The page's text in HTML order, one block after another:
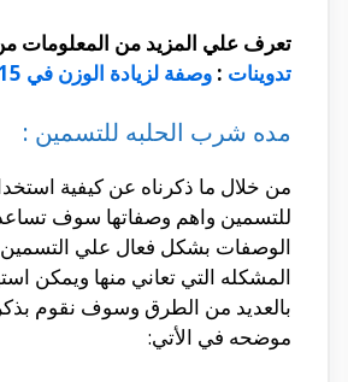
تعرف علي المزيد من المعلومات
تدوينات : وصفة لزيادة الوزن في 15 يوم
مده شرب الحلبه للتسمين :
من خلال ما ذكرناه عن كيفية
للتسمين واهم وصفاتها سوف
الوصفات بشكل فعال علي
المشكله التي تعاني منها ويمكن
بالعديد من الطرق وسوف نقوم
موضحه في الأتي: